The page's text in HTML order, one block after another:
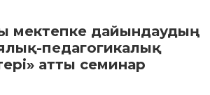
мектепке дайындаудың
педагогикалық
атты семинар